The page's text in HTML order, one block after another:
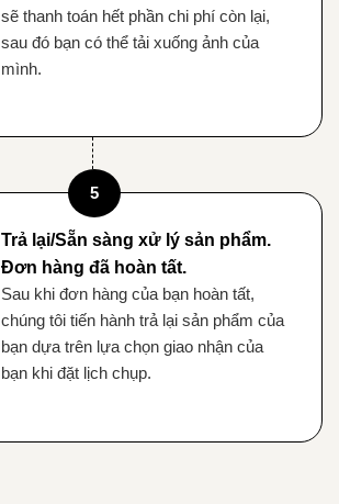
sẽ thanh toán hết phần chi phí còn lại,
sau đó bạn có thể tải xuống ảnh của
mình.
Trả lại/Sẵn sàng xử lý sản phẩm.
Đơn hàng đã hoàn tất.
Sau khi đơn hàng của bạn hoàn tất,
chúng tôi tiến hành trả lại sản phẩm của
bạn dựa trên lựa chọn giao nhận của
bạn khi đặt lịch chụp.
5